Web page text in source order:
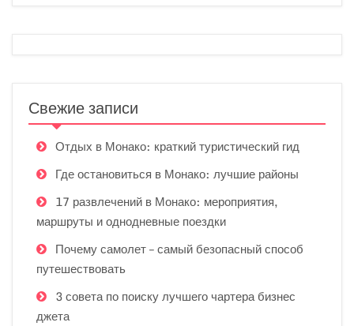
Свежие записи
Отдых в Монако: краткий туристический гид
Где остановиться в Монако: лучшие районы
17 развлечений в Монако: мероприятия,
маршруты и однодневные поездки
Почему самолет – самый безопасный способ
путешествовать
3 совета по поиску лучшего чартера бизнес
джета